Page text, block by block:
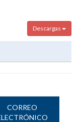
Descargas
CORREO